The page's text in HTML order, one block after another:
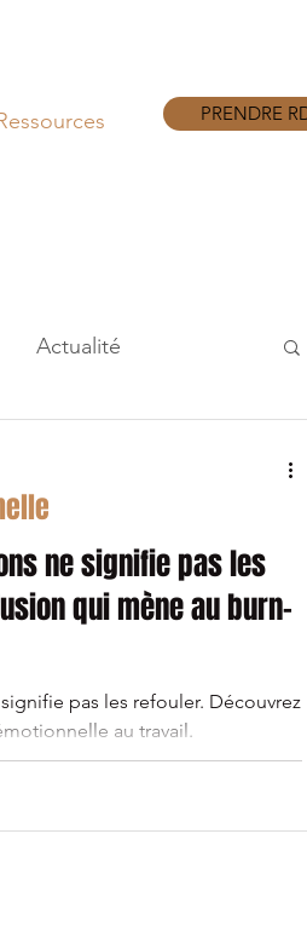
PRENDRE
Actualité
ne signifie pas les
qui mène au burn-
pas les refouler. Découvrez
au travail.